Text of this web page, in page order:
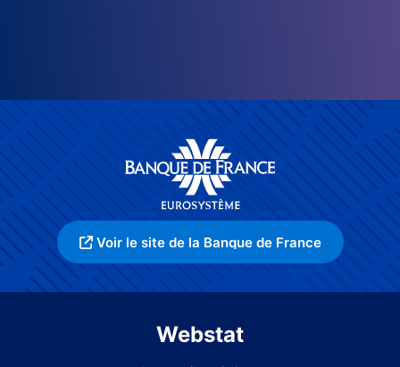
Voir le site de la Banque de France
Webstat